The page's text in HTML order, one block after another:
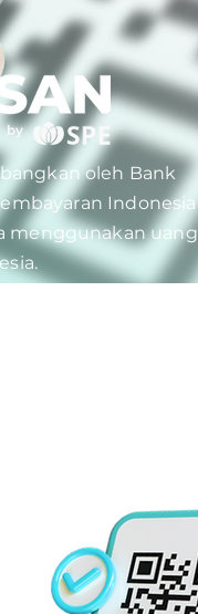
oleh Bank
Indonesia
menggunakan uang